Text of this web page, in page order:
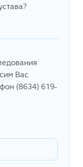
Вас
(8634) 619-